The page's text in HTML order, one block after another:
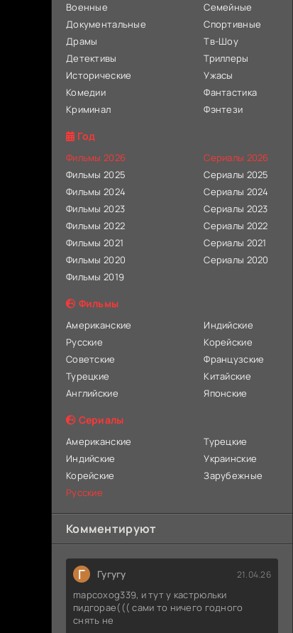
Военные
Документальные
Драмы
Детективы
Исторические
Комедии
Криминал
Семейные
Спортивные
Тв-Шоу
Триллеры
Ужасы
Фантастика
Фэнтези
Год
Фильмы 2026
Фильмы 2025
Фильмы 2024
Фильмы 2023
Фильмы 2022
Фильмы 2021
Фильмы 2020
Фильмы 2019
Сериалы 2026
Сериалы 2025
Сериалы 2024
Сериалы 2023
Сериалы 2022
Сериалы 2021
Сериалы 2020
Фильмы
Американские
Русские
Советские
Турецкие
Английские
Индийские
Корейские
Французские
Китайские
Японские
Сериалы
Американские
Индийские
Корейские
Русские
Турецкие
Украинские
Зарубежные
Комментируют
Г Гугугу 21.04.26
mapcoxog339, и тут у кастрюльки
пидгорае((( сами то ничего годного
снять не